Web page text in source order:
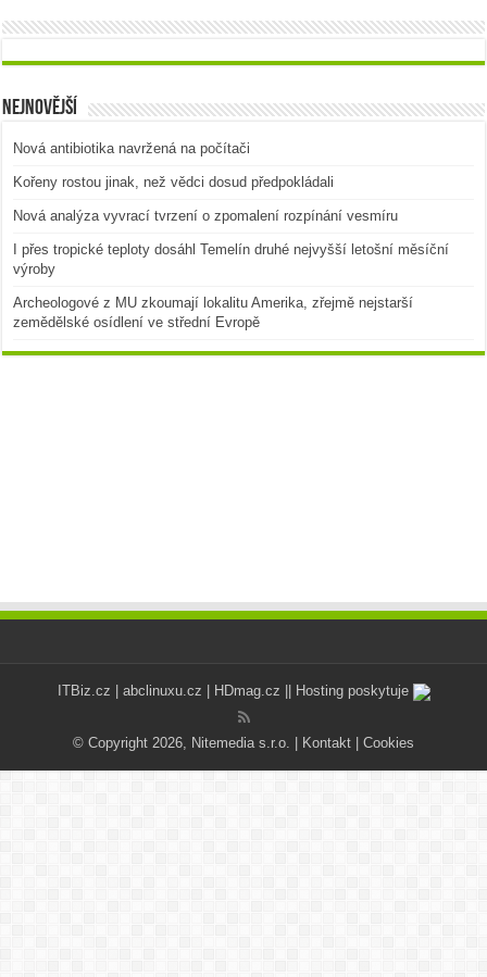
Nejnovější
Nová antibiotika navržená na počítači
Kořeny rostou jinak, než vědci dosud předpokládali
Nová analýza vyvrací tvrzení o zpomalení rozpínání vesmíru
I přes tropické teploty dosáhl Temelín druhé nejvyšší letošní měsíční
výroby
Archeologové z MU zkoumají lokalitu Amerika, zřejmě nejstarší
zemědělské osídlení ve střední Evropě
ITBiz.cz abclinuxu.cz HDmag.cz || Hosting poskytuje
© Copyright 2026, Nitemedia s.r.o. | Kontakt Cookies